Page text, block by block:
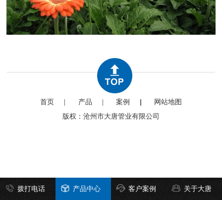
首页 产品 案例
网站地图
版权：沧州市大唐管业有限公司
拨打电话 产品中心 客户案例 关于大唐